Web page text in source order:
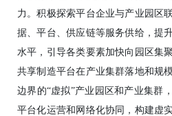
力。积极探索平台企业与产业园区
据、平台、供应链等服务供给，提
水平，引导各类要素加快向园区集
共享制造平台在产业集群落地和规
边界的“虚拟”产业园区和产业集群
平台化运营和网络化协同，构建虚